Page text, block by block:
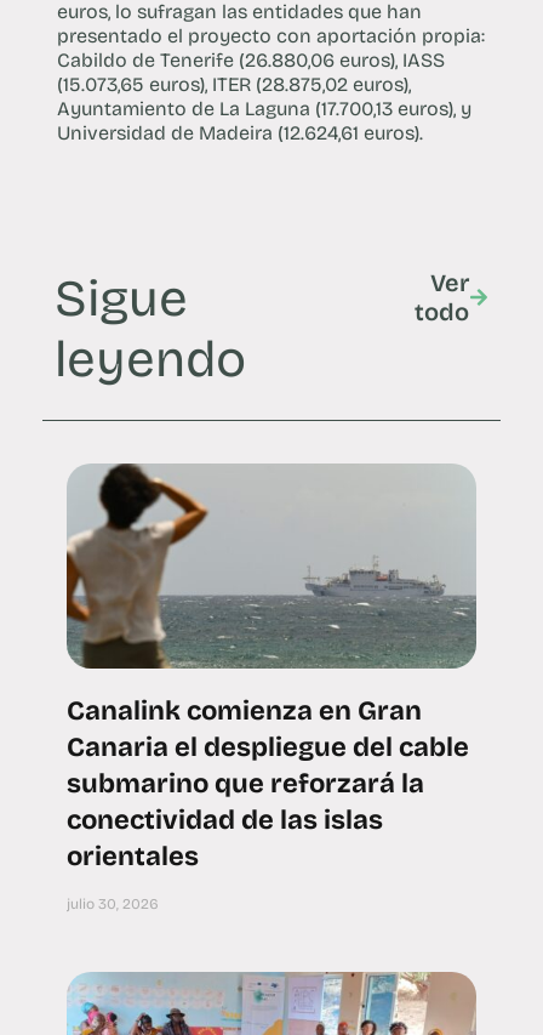
euros, lo sufragan las entidades que han
presentado el proyecto con aportación propia:
Cabildo de Tenerife (26.880,06 euros), IASS
(15.073,65 euros), ITER (28.875,02 euros),
Ayuntamiento de La Laguna (17.700,13 euros), y
Universidad de Madeira (12.624,61 euros).
Sigue
leyendo
Ver
todo
Canalink comienza en Gran
Canaria el despliegue del cable
submarino que reforzará la
conectividad de las islas
orientales
julio 30, 2026